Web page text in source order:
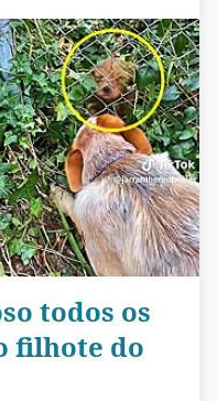
todos os
filhote do